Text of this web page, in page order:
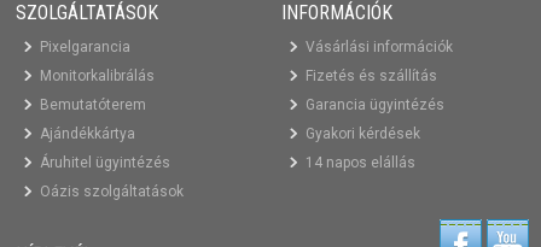
SZOLGÁLTATÁSOK
Pixelgarancia
Monitorkalibrálás
Bemutatóterem
Ajándékkártya
Áruhitel ügyintézés
Oázis szolgáltatások
INFORMÁCIÓK
Vásárlási információk
Fizetés és szállítás
Garancia ügyintézés
Gyakori kérdések
14 napos elállás